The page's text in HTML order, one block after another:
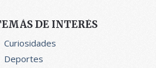
DE INTERÉS
Curiosidades
Deportes